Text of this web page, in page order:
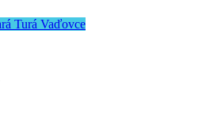
Turá Vaďovce